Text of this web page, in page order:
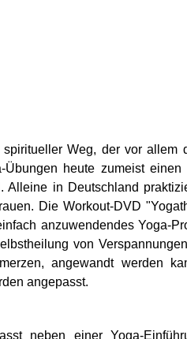
Weg, der vor allem
Übungen heute zumeist
Alleine in Deutschland
Die Workout-DVD
anzuwendendes Yoga-
von
angewandt werden
angepasst.
neben einer Yoga-